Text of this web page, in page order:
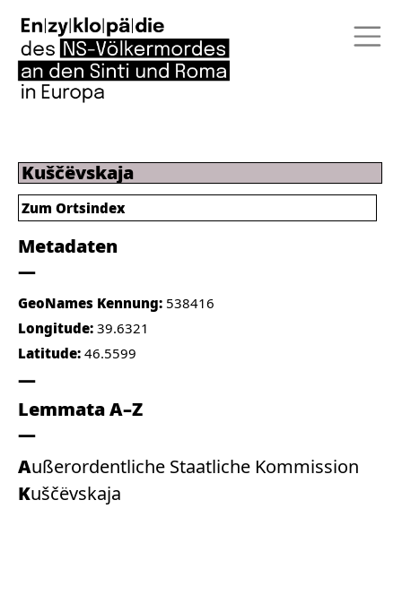
Kuščëvskaja
Metadaten
GeoNames Kennung: 538416
Longitude: 39.6321
Latitude: 46.5599
Lemmata A–Z
Außerordentliche Staatliche Kommission
Kuščëvskaja
Zum Ortsindex